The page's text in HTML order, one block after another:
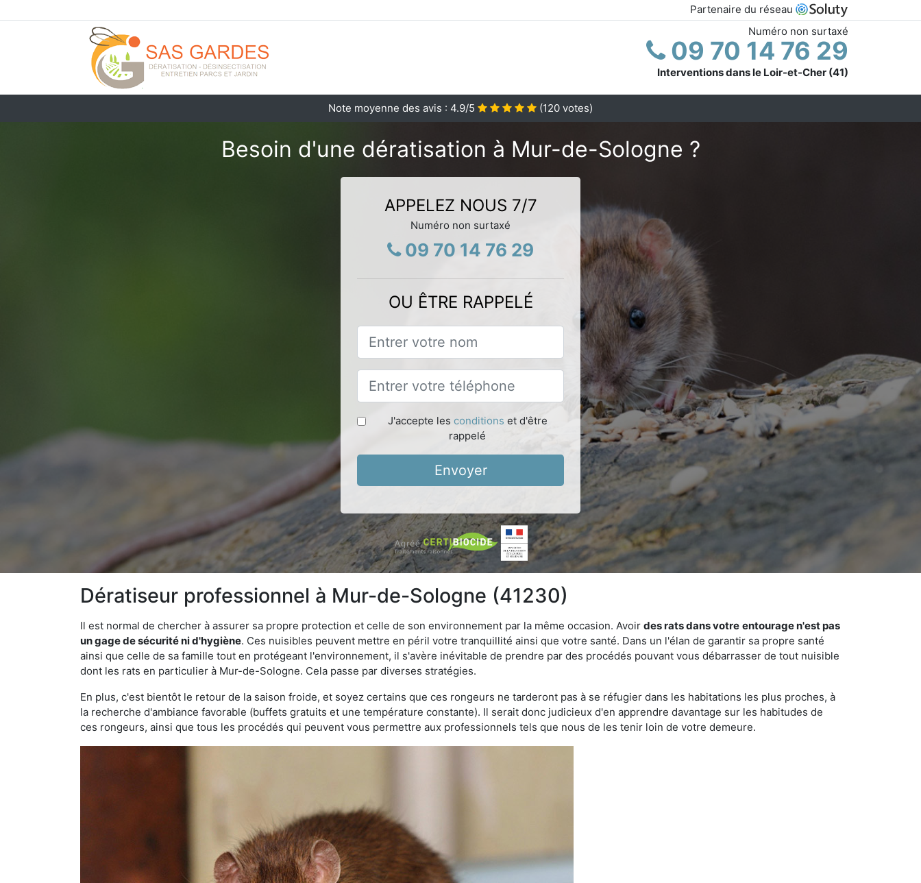
Partenaire du réseau
Numéro non surtaxé
09 70 14 76 29
Interventions dans le Loir-et-Cher (41)
Note moyenne des avis : 4.9/5 (120 votes)
Besoin d'une dératisation à Mur-de-Sologne ?
APPELEZ NOUS 7/7
Numéro non surtaxé
09 70 14 76 29
OU ÊTRE RAPPELÉ
J'accepte les conditions et d'être
rappelé
Envoyer
Dératiseur professionnel à Mur-de-Sologne (41230)
Il est normal de chercher à assurer sa propre protection et celle de son environnement par la même occasion. Avoir des rats dans votre entourage n'est pas
un gage de sécurité ni d'hygiène. Ces nuisibles peuvent mettre en péril votre tranquillité ainsi que votre santé. Dans un l'élan de garantir sa propre santé
ainsi que celle de sa famille tout en protégeant l'environnement, il s'avère inévitable de prendre par des procédés pouvant vous débarrasser de tout nuisible
dont les rats en particulier à Mur-de-Sologne. Cela passe par diverses stratégies.
En plus, c'est bientôt le retour de la saison froide, et soyez certains que ces rongeurs ne tarderont pas à se réfugier dans les habitations les plus proches, à
la recherche d'ambiance favorable (buffets gratuits et une température constante). Il serait donc judicieux d'en apprendre davantage sur les habitudes de
ces rongeurs, ainsi que tous les procédés qui peuvent vous permettre aux professionnels tels que nous de les tenir loin de votre demeure.